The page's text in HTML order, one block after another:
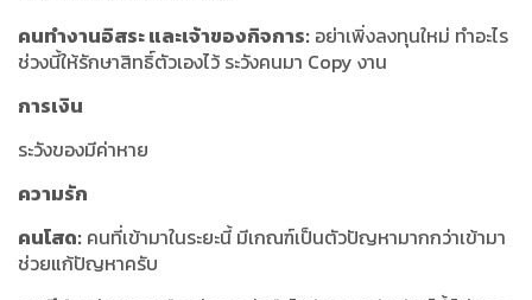
คนทำงานอิสระ และเจ้าของกิจการ: อย่าเพิ่งลงทุนใหม่ ทำอะไร
ช่วงนี้ให้รักษาสิทธิ์ตัวเองไว้ ระวังคนมา Copy งาน
การเงิน
ระวังของมีค่าหาย
ความรัก
คนโสด: คนที่เข้ามาในระยะนี้ มีเกณฑ์เป็นตัวปัญหามากกว่าเข้ามา
ช่วยแก้ปัญหาครับ